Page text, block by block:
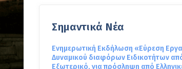
Σημαντικά Νέα
Ενημερωτική Εκδήλωση «Εύρεση
Δυναμικού διαφόρων Ειδικοτήτων
Εξωτερικό, για πρόσληψη από